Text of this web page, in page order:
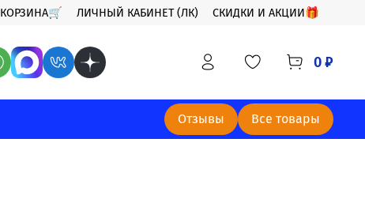
КОРЗИНА🛒 ЛИЧНЫЙ КАБИНЕТ (ЛК) СКИДКИ И АКЦИИ🎁
0 ₽
Отзывы Все товары